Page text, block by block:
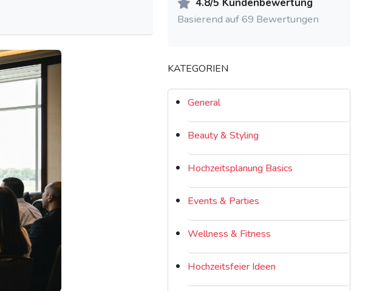
Basierend auf 69 Bewertungen
KATEGORIEN
General
Beauty & Styling
Hochzeitsplanung Basics
Events & Parties
Wellness & Fitness
Hochzeitsfeier Ideen